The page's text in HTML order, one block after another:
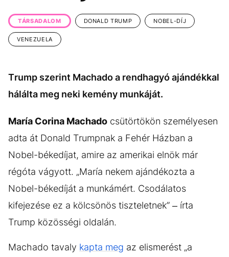
ÉLETMÓD DESIGN
BESZÉLGETÉSEK
TÁRSADALOM DONALD TRUMP NOBEL-DÍJ
VENEZUELA
Trump szerint Machado a rendhagyó ajándékkal
hálálta meg neki kemény munkáját.
María Corina Machado csütörtökön személyesen
adta át Donald Trumpnak a Fehér Házban a
Nobel-békedíjat, amire az amerikai elnök már
régóta vágyott. „María nekem ajándékozta a
Nobel-békedíját a munkámért. Csodálatos
kifejezése ez a kölcsönös tiszteletnek” – írta
Trump közösségi oldalán.
Machado tavaly kapta meg az elismerést „a